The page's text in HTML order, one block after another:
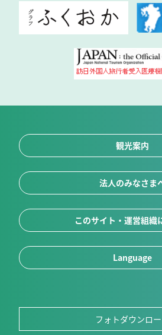
観光案内
法人のみなさま
このサイト・運営組織
Language
フォトダウンロ